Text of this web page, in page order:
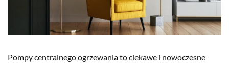
Pompy centralnego ogrzewania to ciekawe i nowoczesne